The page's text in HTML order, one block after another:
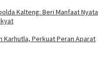
Kalteng: Beri Manfaat Nyata
Karhutla, Perkuat Peran Aparat